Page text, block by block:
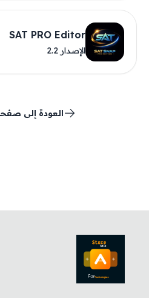
SAT PRO Editor
الإصدار 2.2
العودة إلى